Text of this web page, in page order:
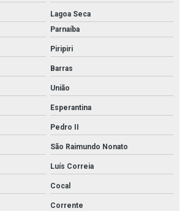
Lagoa Seca
Parnaíba
Piripiri
Barras
União
Esperantina
Pedro II
São Raimundo Nonato
Luís Correia
Cocal
Corrente